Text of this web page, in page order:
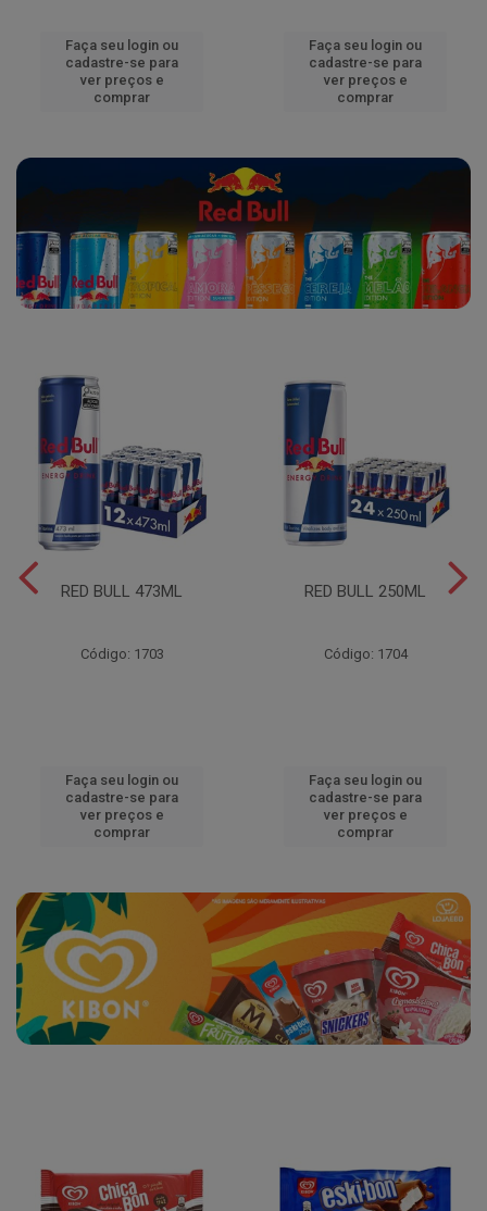
Faça seu login ou
cadastre-se para
ver preços e
comprar
Faça seu login ou
cadastre-se para
ver preços e
comprar
RED BULL 473ML
Código: 1703
Faça seu login ou
cadastre-se para
ver preços e
comprar
RED BULL 250ML
Código: 1704
Faça seu login ou
cadastre-se para
ver preços e
comprar